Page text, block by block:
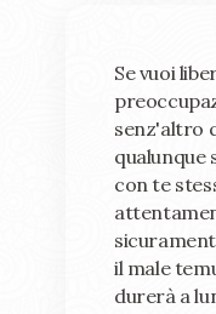
Se vuoi
senz'altro
qualunque
con te
il male
durerà a